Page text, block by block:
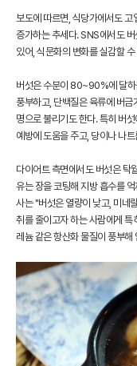
보도에 따르면, 식당가에서도 고
증가하는 추세다. SNS에서도
있어, 식문화의 변화를 실감할 수
버섯은 수분이 80~90%에 달하
풍부하고, 단백질은 육류에 버
명으로 불리기도 한다. 특히 버
예방에 도움을 주고, 당이나 나
다이어트 측면에서도 버섯은 탁
유는 장을 코팅해 지방 흡수를
사는 "버섯은 열량이 낮고, 미네
취를 줄이고자 하는 사람에게
레늄 같은 항산화 물질이 풍부